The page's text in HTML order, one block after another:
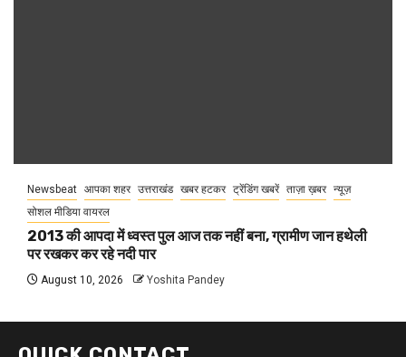
Newsbeat आपका शहर उत्तराखंड खबर हटकर ट्रेंडिंग खबरें ताज़ा ख़बर न्यूज़
सोशल मीडिया वायरल
2013 की आपदा में ध्वस्त पुल आज तक नहीं बना, ग्रामीण जान हथेली
पर रखकर कर रहे नदी पार
August 10, 2026 Yoshita Pandey